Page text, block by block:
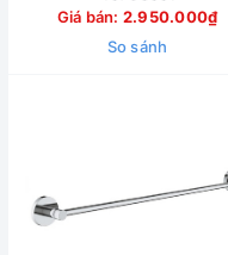
Giá bán: 2.950.000₫
So sánh